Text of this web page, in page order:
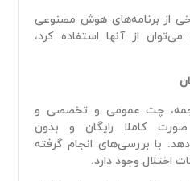
از برنامه‌های هوش مصنوعی
از آنها استفاده کرد،
چت عمومی و تخصصی و
کاملا رایگان و بدون
با بررسی‌های انجام گرفته
وجود دارد.